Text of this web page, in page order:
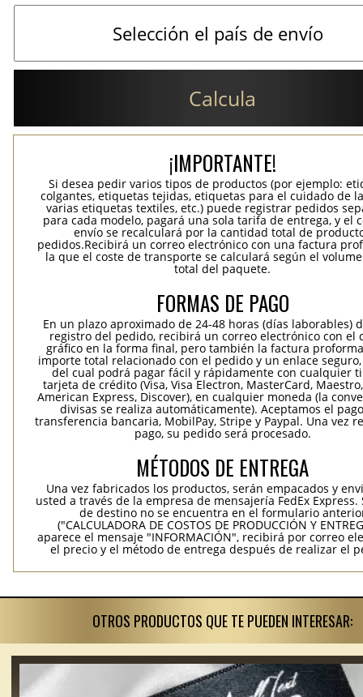
Calcula
¡IMPORTANTE!
Si desea pedir varios tipos de productos (por ejemplo:
colgantes, etiquetas tejidas, etiquetas para el cuidado de
varias etiquetas textiles, etc.) puede registrar pedidos
para cada modelo, pagará una sola tarifa de entrega, y el
envío se recalculará por la cantidad total de
pedidos.Recibirá un correo electrónico con una factura
la que el coste de transporte se calculará según el
total del paquete.
FORMAS DE PAGO
En un plazo aproximado de 24-48 horas (días laborables)
registro del pedido, recibirá un correo electrónico con el
gráfico en la forma final, pero también la factura
importe total relacionado con el pedido y un enlace
del cual podrá pagar fácil y rápidamente con cualquier
tarjeta de crédito (Visa, Visa Electron, MasterCard,
American Express, Discover), en cualquier moneda (la
divisas se realiza automáticamente). Aceptamos el
transferencia bancaria, MobilPay, Stripe y Paypal. Una vez
pago, su pedido será procesado.
MÉTODOS DE ENTREGA
Una vez fabricados los productos, serán empacados y
usted a través de la empresa de mensajería FedEx Express.
de destino no se encuentra en el formulario
("CALCULADORA DE COSTOS DE PRODUCCIÓN Y
aparece el mensaje "INFORMACIÓN", recibirá por correo
el precio y el método de entrega después de realizar el
OTROS PRODUCTOS QUE TE PUEDEN INTERESAR: